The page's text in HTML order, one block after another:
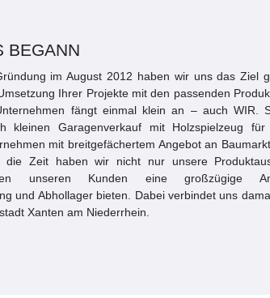
BEGANN
im August 2012 haben wir uns das Ziel
Ihrer Projekte mit den passenden
fängt einmal klein an – auch WIR.
kleinen Garagenverkauf mit Holzspielzeug
mit breitgefächertem Angebot an
die Zeit haben wir nicht nur unsere
unseren Kunden eine großzügige
und Abhollager bieten. Dabei verbindet uns
Xanten am Niederrhein.